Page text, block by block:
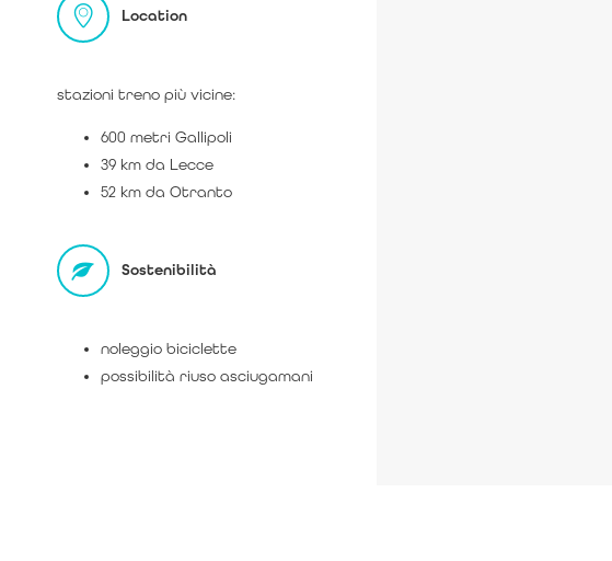
Location
stazioni treno più vicine:
600 metri Gallipoli
39 km da Lecce
52 km da Otranto
Sostenibilità
noleggio biciclette
possibilità riuso asciugamani